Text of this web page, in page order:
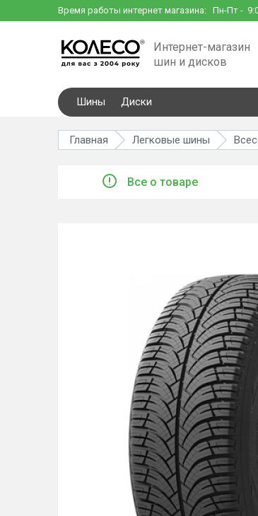
Время работы интернет магазина: Пн-Пт -
Интернет-магазин
шин и дисков
Шины Диски
Главная Легковые шины
Все о товаре